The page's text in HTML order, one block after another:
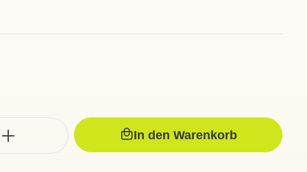
In den Warenkorb